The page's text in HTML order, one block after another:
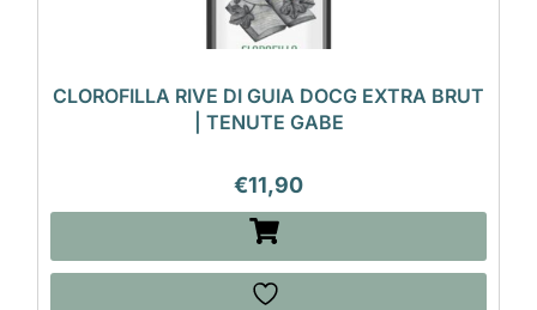
CLOROFILLA RIVE DI GUIA DOCG EXTRA BRUT
| TENUTE GABE
€11,90